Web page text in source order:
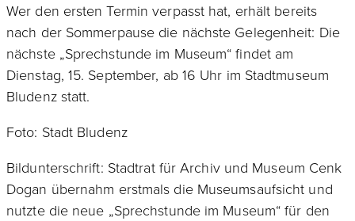
Wer den ersten Termin verpasst hat, erhält bereits
nach der Sommerpause die nächste Gelegenheit: Die
nächste „Sprechstunde im Museum“ findet am
Dienstag, 15. September, ab 16 Uhr im Stadtmuseum
Bludenz statt.
Foto: Stadt Bludenz
Bildunterschrift: Stadtrat für Archiv und Museum Cenk
Dogan übernahm erstmals die Museumsaufsicht und
nutzte die neue „Sprechstunde im Museum“ für den